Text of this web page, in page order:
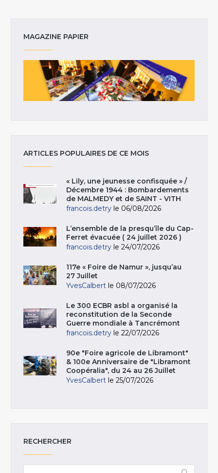
MAGAZINE PAPIER
ARTICLES POPULAIRES DE CE MOIS
« Lily, une jeunesse confisquée » /
Décembre 1944 : Bombardements
de MALMEDY et de SAINT - VITH
francois.detry le 06/08/2026
L’ensemble de la presqu’île du Cap-
Ferret évacuée ( 24 juillet 2026 )
francois.detry le 24/07/2026
117e « Foire de Namur », jusqu’au
27 Juillet
YvesCalbert le 08/07/2026
Le 300 ECBR asbl a organisé la
reconstitution de la Seconde
Guerre mondiale à Tancrémont
francois.detry le 22/07/2026
90e "Foire agricole de Libramont"
& 100e Anniversaire de "Libramont
Coopéralia", du 24 au 26 Juillet
YvesCalbert le 25/07/2026
RECHERCHER